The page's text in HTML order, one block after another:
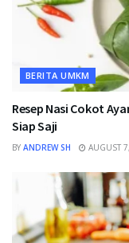
BERITA UMKM
Resep Nasi Cokot
Siap Saji
BY ANDREW SH AUGUST